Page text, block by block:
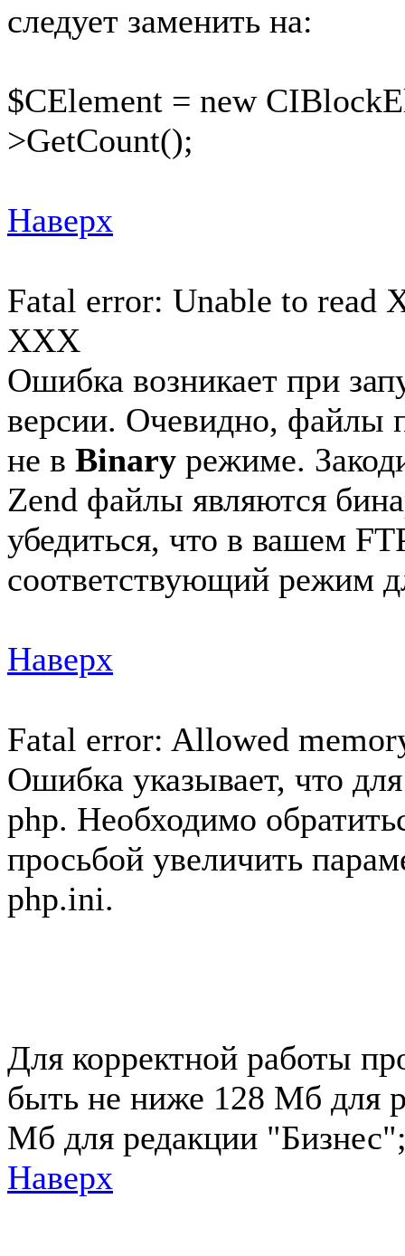
следует заменить на:
$СElement = new
>GetCount();
Наверх
Fatal error: Unable to
XXX
Ошибка возникает при
версии. Очевидно, файлы
не в Binary режиме.
Zend файлы являются
убедиться, что в вашем
соответствующий режим
Наверх
Fatal error: Allowed
Ошибка указывает, что
php. Необходимо
просьбой увеличить
php.ini.
Для корректной работы
быть не ниже 128 Мб для
Мб для редакции
Наверх